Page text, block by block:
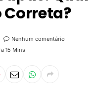
Nenhum comentário
15 Mins